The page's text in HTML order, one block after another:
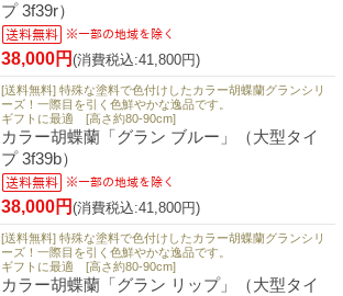
プ 3f39r）
38,000円 (消費税込:41,800円)
[送料無料] 特殊な塗料で色付けしたカラー胡蝶蘭グランシリ
ーズ！一際目を引く色鮮やかな逸品です。
ギフトに最適 [高さ約80-90cm]
カラー胡蝶蘭「グラン ブルー」（大型タイ
プ 3f39b）
38,000円 (消費税込:41,800円)
[送料無料] 特殊な塗料で色付けしたカラー胡蝶蘭グランシリ
ーズ！一際目を引く色鮮やかな逸品です。
ギフトに最適 [高さ約80-90cm]
カラー胡蝶蘭「グラン リップ」（大型タイ